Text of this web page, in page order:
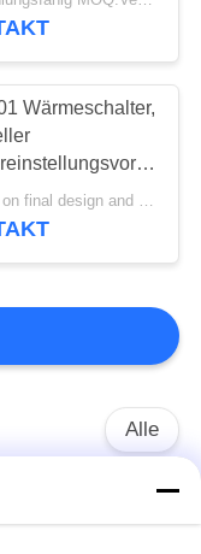
LC
Wärmeschalter,
Schutz
Depend on final design and demand quantity MOQ:1000 Stück
Alle